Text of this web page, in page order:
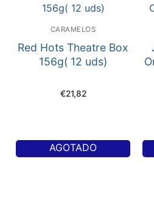
CARAMELOS
Red Hots Theatre Box
156g( 12 uds)
€21,82
AGOTADO